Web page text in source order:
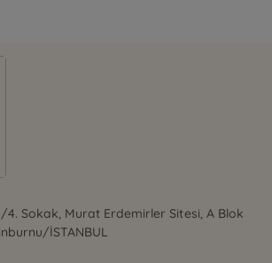
4. Sokak, Murat Erdemirler Sitesi, A Blok
İSTANBUL